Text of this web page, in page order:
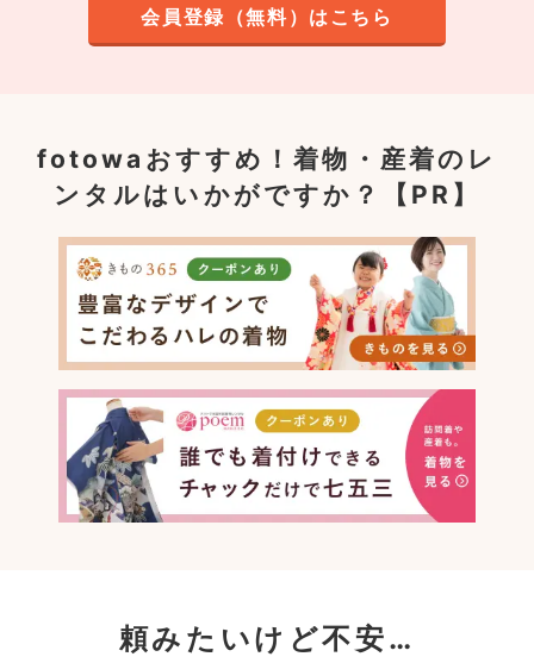
会員登録（無料）はこちら
fotowaおすすめ！着物・産着のレ
ンタルはいかがですか？【PR】
頼みたいけど不安…